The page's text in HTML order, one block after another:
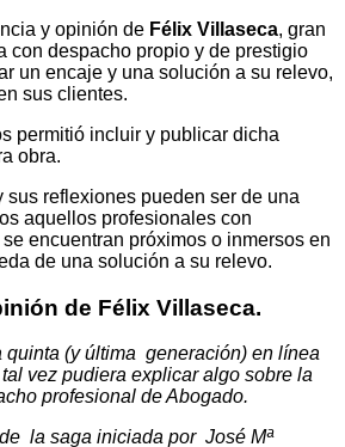
y opinión de Félix Villaseca, gran
con despacho propio y de prestigio
un encaje y una solución a su relevo,
sus clientes.
permitió incluir y publicar dicha
obra.
sus reflexiones pueden ser de una
aquellos profesionales con
encuentran próximos o inmersos en
de una solución a su relevo.
de Félix Villaseca.
quinta (y última generación) en línea
vez pudiera explicar algo sobre la
profesional de Abogado.
la saga iniciada por José Mª